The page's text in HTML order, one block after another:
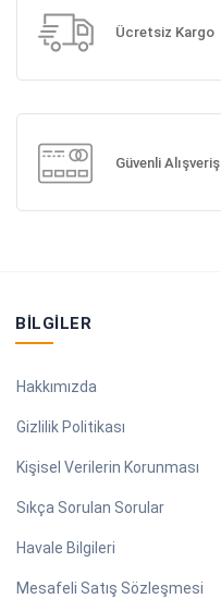
Ücretsiz Kargo
Güvenli Alışveriş
BILGILER
Hakkımızda
Gizlilik Politikası
Kişisel Verilerin Korunması
Sıkça Sorulan Sorular
Havale Bilgileri
Mesafeli Satış Sözleşmesi